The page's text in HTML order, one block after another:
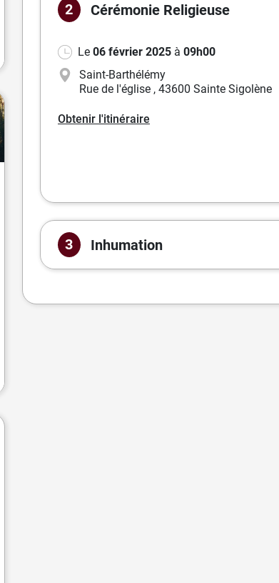
2 Cérémonie Religieuse
Le 06 février 2025 à 09h00
Saint-Barthélémy
Rue de l'église , 43600 Sainte Sigolène
Obtenir l'itinéraire
3 Inhumation